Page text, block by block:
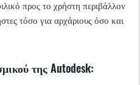
προς το χρήστη περιβάλλον
τόσο για αρχάριους όσο και
της Autodesk: